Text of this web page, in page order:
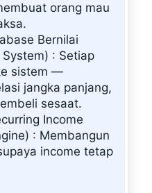
orang mau
Bernilai
: Setiap
sistem —
jangka panjang,
sesaat.
Income
: Membangun
income tetap